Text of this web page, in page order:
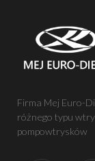
Firma Mej Euro-
różnego typu
pompowtrysków